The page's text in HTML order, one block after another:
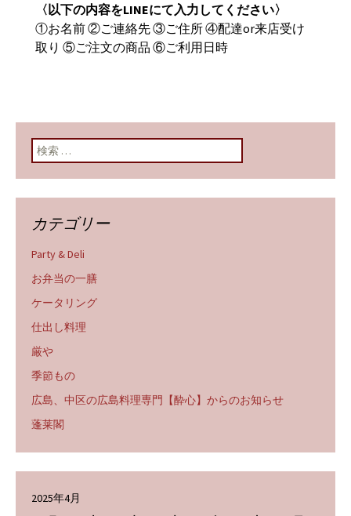
〈以下の内容をLINEにて入力してください〉
①お名前 ②ご連絡先 ③ご住所 ④配達or来店受け
取り ⑤ご注文の商品 ⑥ご利用日時
検索:
カテゴリー
Party & Deli
お弁当の一膳
ケータリング
仕出し料理
厳や
季節もの
広島、中区の広島料理専門【酔心】からのお知らせ
蓬莱閣
2025年4月